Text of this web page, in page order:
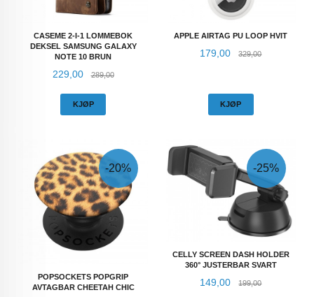
CASEME 2-I-1 LOMMEBOK
DEKSEL SAMSUNG GALAXY
NOTE 10 BRUN
Tilbud
229,00 289,00Rabatt
KJØP
APPLE AIRTAG PU LOOP HVIT
Tilbud
179,00 329,00Rabatt
KJØP
POPSOCKETS POPGRIP
AVTAGBAR CHEETAH CHIC
-20%
CELLY SCREEN DASH HOLDER
360° JUSTERBAR SVART
Tilbud
149,00 199,00Rabatt
-25%